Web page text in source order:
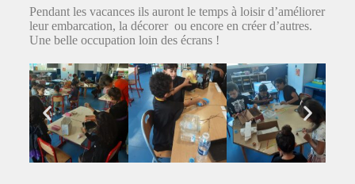
Pendant les vacances ils auront le temps à loisir d’améliorer
leur embarcation, la décorer ou encore en créer d’autres.
Une belle occupation loin des écrans !